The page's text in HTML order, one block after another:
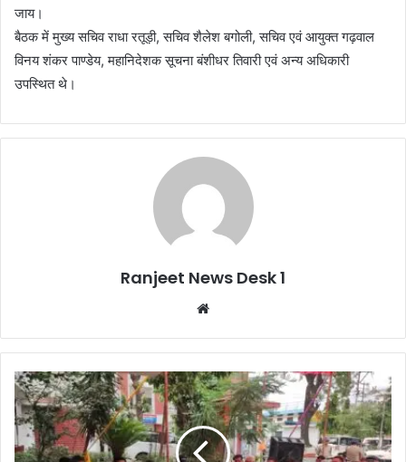
जाय।
बैठक में मुख्य सचिव राधा रतूड़ी, सचिव शैलेश बगोली, सचिव एवं आयुक्त गढ़वाल
विनय शंकर पाण्डेय, महानिदेशक सूचना बंशीधर तिवारी एवं अन्य अधिकारी
उपस्थित थे।
Ranjeet News Desk 1
te